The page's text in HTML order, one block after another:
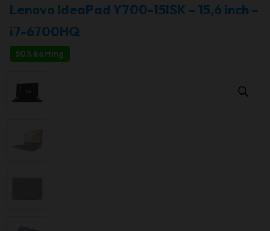
Lenovo IdeaPad Y700-15ISK – 15,6 inch –
i7-6700HQ
50% korting